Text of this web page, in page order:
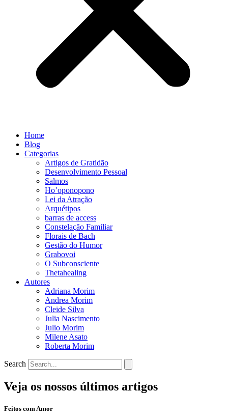
Home
Blog
Categorias
Artigos de Gratidão
Desenvolvimento Pessoal
Salmos
Ho’oponopono
Lei da Atração
Arquétipos
barras de access
Constelação Familiar
Florais de Bach
Gestão do Humor
Grabovoi
O Subconsciente
Thetahealing
Autores
Adriana Morim
Andrea Morim
Cleide Silva
Julia Nascimento
Julio Morim
Milene Asato
Roberta Morim
Search
Veja os nossos últimos artigos
Feitos com Amor